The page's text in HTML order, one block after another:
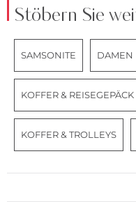
Stöbern Sie
SAMSONITE DAMEN
KOFFER & REISEGEPÄCK
KOFFER & TROLLEYS